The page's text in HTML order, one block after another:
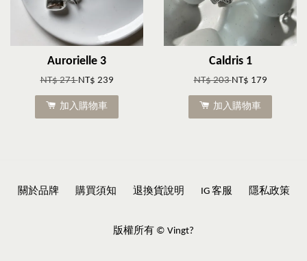
Aurorielle 3
NT$ 271NT$ 239
加入購物車
Caldris 1
NT$ 203NT$ 179
加入購物車
關於品牌 購買須知 退換貨說明 IG 客服 隱私政策
版權所有 © Vingt?